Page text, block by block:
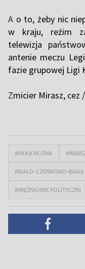
A o to, żeby nic
w kraju, reżim
telewizja
antenie meczu
fazie grupowej Ligi
Zmicier Mirasz, cez /
#PIŁKA NOŻNA
#BIAŁO-CZERWONO-BIAŁA
#WIĘŹNIOWIE POLITYCZNI